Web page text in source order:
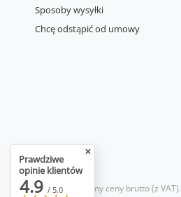
Sposoby wysyłki
Chcę odstąpić od umowy
W sklepie prezentujemy ceny brutto (z VAT).
Prawdziwe
opinie klientów
4.9 / 5.0